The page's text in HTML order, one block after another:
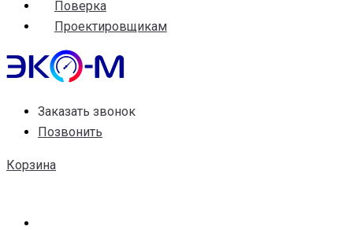
Поверка
Проектировщикам
Заказать звонок
Позвонить
Корзина